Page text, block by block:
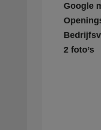
Google
2 foto’s